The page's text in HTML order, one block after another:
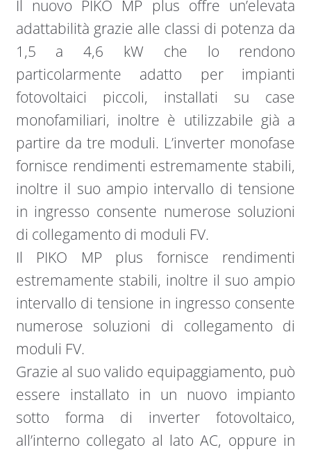
Il nuovo PIKO MP plus offre un’elevata
adattabilità grazie alle classi di potenza da
1,5 a 4,6 kW che lo rendono
particolarmente adatto per impianti
fotovoltaici piccoli, installati su case
monofamiliari, inoltre è utilizzabile già a
partire da tre moduli. L’inverter monofase
fornisce rendimenti estremamente stabili,
inoltre il suo ampio intervallo di tensione
in ingresso consente numerose soluzioni
di collegamento di moduli FV.
Il PIKO MP plus fornisce rendimenti
estremamente stabili, inoltre il suo ampio
intervallo di tensione in ingresso consente
numerose soluzioni di collegamento di
moduli FV.
Grazie al suo valido equipaggiamento, può
essere installato in un nuovo impianto
sotto forma di inverter fotovoltaico,
all’interno collegato al lato AC, oppure in